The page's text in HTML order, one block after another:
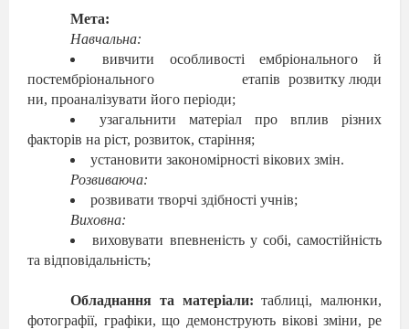
Мета:
Навчальна:
вивчити особливості ембріонального й
постембріонального
етапів розвитку люди
ни, проаналізувати його періоди;
узагальнити матеріал про вплив різних
факторів на ріст, розвиток, старіння;
установити закономірності вікових змін.
Розвиваюча:
розвивати творчі здібності учнів;
Виховна:
виховувати впевненість у собі, самостійність
та відповідальність;
Обладнання та матеріали: таблиці, малюнки,
фотографії, графіки, що демонструють вікові зміни, ре